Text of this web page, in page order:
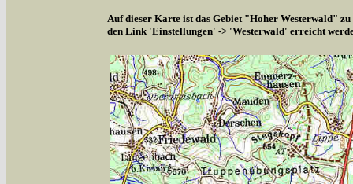
Auf dieser Karte ist das Gebiet "Hoher Westerwald"
den Link 'Einstellungen' -> 'Westerwald' erreicht